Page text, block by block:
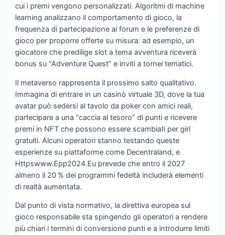
cui i premi vengono personalizzati. Algoritmi di machine
learning analizzano il comportamento di gioco, la
frequenza di partecipazione ai forum e le preferenze di
gioco per proporre offerte su misura: ad esempio, un
giocatore che predilige slot a tema avventura riceverà
bonus su “Adventure Quest” e inviti a tornei tematici.
Il metaverso rappresenta il prossimo salto qualitativo.
Immagina di entrare in un casinò virtuale 3D, dove la tua
avatar può sedersi al tavolo da poker con amici reali,
partecipare a una “caccia al tesoro” di punti e ricevere
premi in NFT che possono essere scambiati per giri
gratuiti. Alcuni operatori stanno testando queste
esperienze su piattaforme come Decentraland, e
Httpswww.Epp2024.Eu prevede che entro il 2027
almeno il 20 % dei programmi fedeltà includerà elementi
di realtà aumentata.
Dal punto di vista normativo, la direttiva europea sul
gioco responsabile sta spingendo gli operatori a rendere
più chiari i termini di conversione punti e a introdurre limiti